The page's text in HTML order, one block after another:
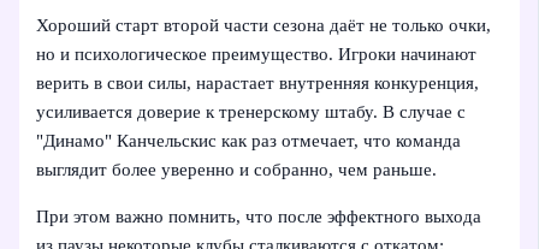
Хороший старт второй части сезона даёт не только очки,
но и психологическое преимущество. Игроки начинают
верить в свои силы, нарастает внутренняя конкуренция,
усиливается доверие к тренерскому штабу. В случае с
"Динамо" Канчельскис как раз отмечает, что команда
выглядит более уверенно и собранно, чем раньше.
При этом важно помнить, что после эффектного выхода